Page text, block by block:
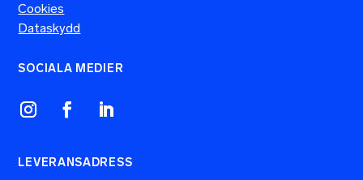
Cookies
Dataskydd
SOCIALA MEDIER
LEVERANSADRESS